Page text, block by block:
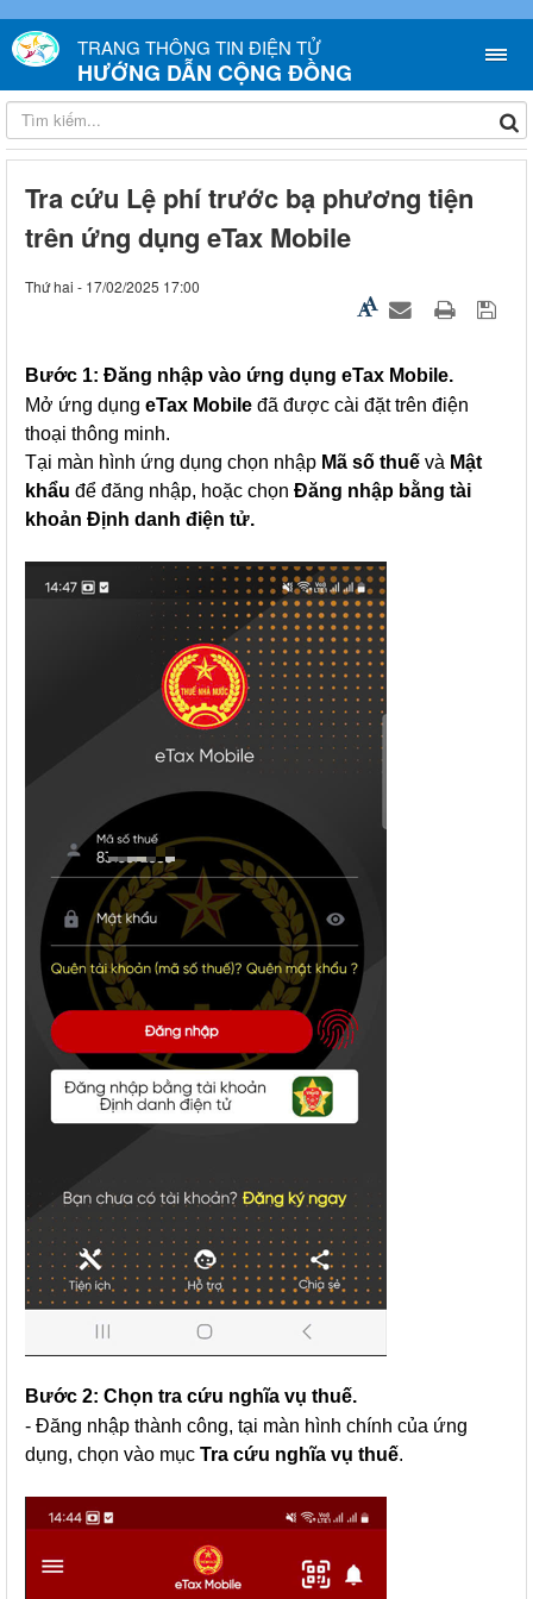
TRANG THÔNG TIN ĐIỆN TỬ
HƯỚNG DẪN CỘNG ĐỒNG
Tra cứu Lệ phí trước bạ phương tiện
trên ứng dụng eTax Mobile
Thứ hai - 17/02/2025 17:00
Bước 1: Đăng nhập vào ứng dụng eTax Mobile.
Mở ứng dụng eTax Mobile đã được cài đặt trên điện
thoại thông minh.
Tại màn hình ứng dụng chọn nhập Mã số thuế và Mật
khẩu để đăng nhập, hoặc chọn Đăng nhập bằng tài
khoản Định danh điện tử.
Bước 2: Chọn tra cứu nghĩa vụ thuế.
- Đăng nhập thành công, tại màn hình chính của ứng
dụng, chọn vào mục Tra cứu nghĩa vụ thuế.